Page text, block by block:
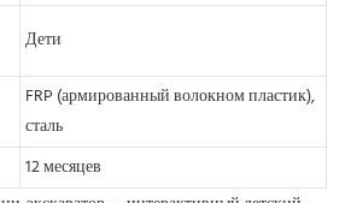
Дети
FRP (армированный волокном пластик),
сталь
12 месяцев